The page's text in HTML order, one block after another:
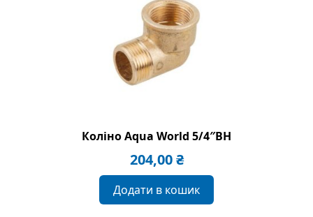
Коліно Aqua World 5/4″BH
204,00₴
Додати в кошик